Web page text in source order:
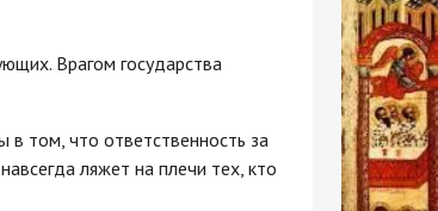
Врагом государства
том, что ответственность за
ляжет на плечи тех, кто